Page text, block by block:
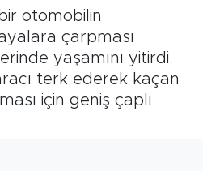
otomobilin
çarpması
yaşamını yitirdi.
terk ederek kaçan
için geniş çaplı